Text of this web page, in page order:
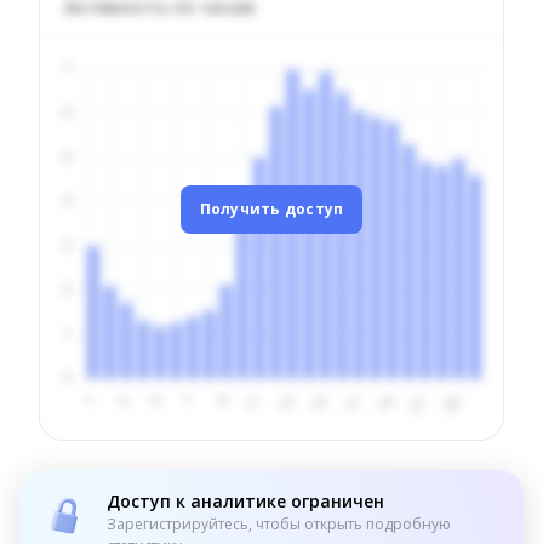
Активность по часам
Получить доступ
Доступ к аналитике ограничен
Зарегистрируйтесь, чтобы открыть подробную